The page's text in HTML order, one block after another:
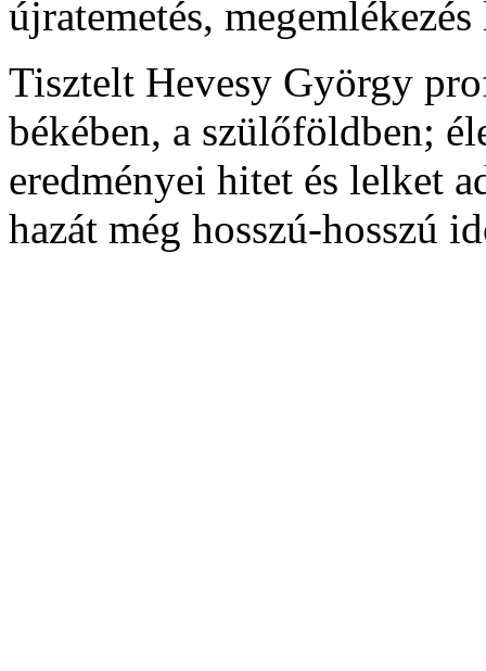
újratemetés,
Tisztelt Hevesy György
békében, a szülőföldben;
eredményei hitet és lelket
hazát még hosszú-hosszú